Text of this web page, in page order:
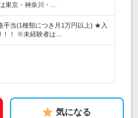
東京・神奈川・…
手当(1種類につき月1万円以上) ★入
！！ ※未経験者は…
気になる